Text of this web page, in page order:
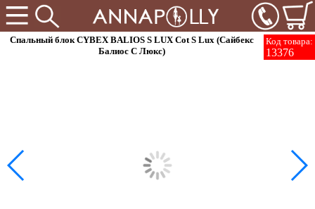
Код товара:
13376
Спальный блок CYBEX BALIOS S LUX Cot S Lux (Сайбекс
Балиос C Люкс)